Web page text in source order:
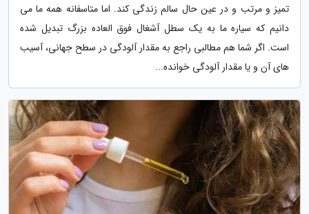
تمیز و مرتب و در عین حال سالم زندگی کند. اما متاسفانه همه ما می
دانیم که سیاره ما به یک سطل آشغال فوق العاده بزرگ تبدیل شده
است. اگر شما هم مطالبی راجع به مقدار آلودگی در سطح جهانی، آسیب
های آن و یا مقدار آلودگی خوانده...